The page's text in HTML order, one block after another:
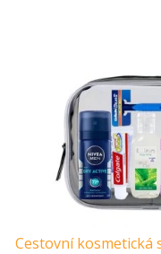
Cestovní kosmetická